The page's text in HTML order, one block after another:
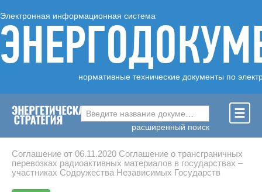
Электронная информационная система
нормативные технические документы по
Введите название документа ...
расширенный поиск
Соглашение от 06.11.2020 Соглашение о трансграничных
перевозках радиоактивных материалов в государствах –
участниках Содружества Независимых Государств